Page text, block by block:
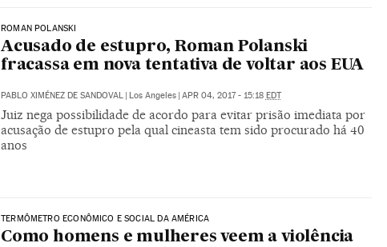
ROMAN POLANSKI
Acusado de estupro, Roman Polanski
fracassa em nova tentativa de voltar aos EUA
PABLO XIMÉNEZ DE SANDOVAL | Los Angeles | APR 04, 2017 - 15:18 EDT
Juiz nega possibilidade de acordo para evitar prisão imediata por
acusação de estupro pela qual cineasta tem sido procurado há 40
anos
TERMÔMETRO ECONÔMICO E SOCIAL DA AMÉRICA
Como homens e mulheres veem a violência